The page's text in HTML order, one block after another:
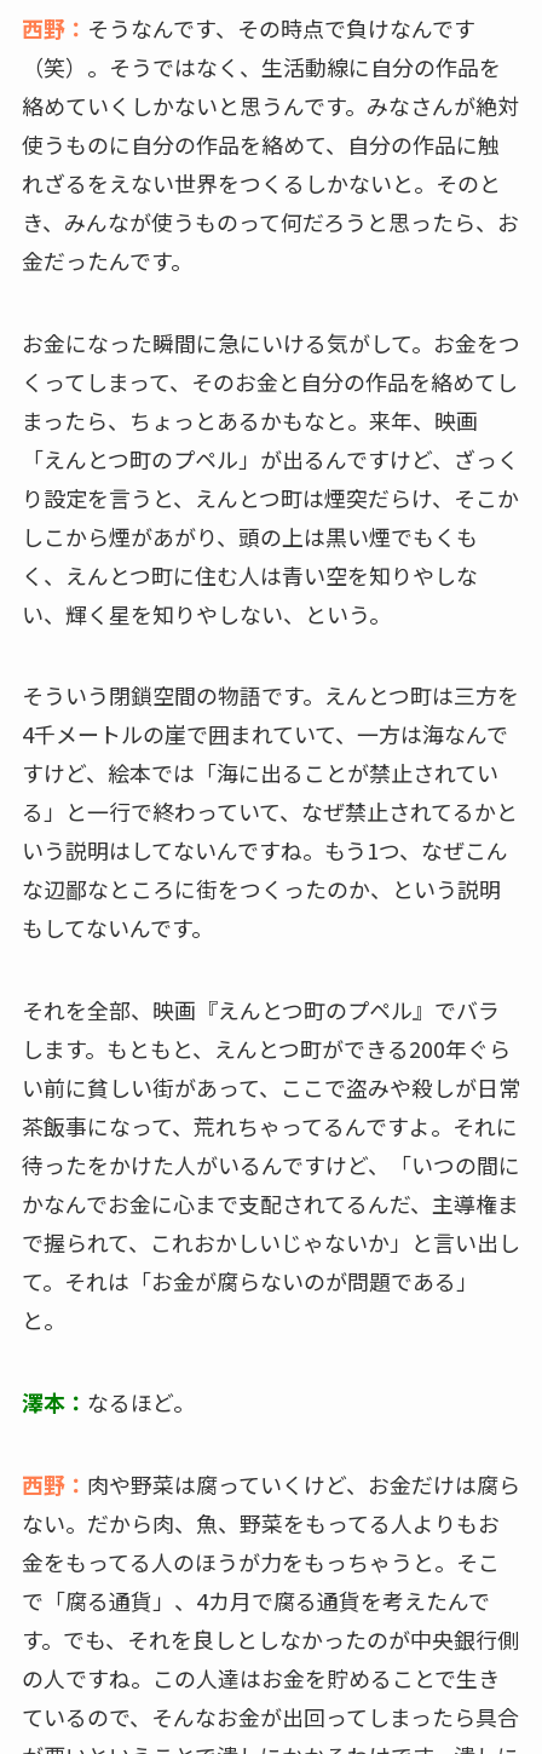
西野： そうなんです、その時点で負けなんです
（笑）。そうではなく、生活動線に自分の作品を
絡めていくしかないと思うんです。みなさんが絶対
使うものに自分の作品を絡めて、自分の作品に触
れざるをえない世界をつくるしかないと。そのと
き、みんなが使うものって何だろうと思ったら、お
金だったんです。
お金になった瞬間に急にいける気がして。お金をつ
くってしまって、そのお金と自分の作品を絡めてし
まったら、ちょっとあるかもなと。来年、映画
「えんとつ町のプペル」が出るんですけど、ざっく
り設定を言うと、えんとつ町は煙突だらけ、そこか
しこから煙があがり、頭の上は黒い煙でもくも
く、えんとつ町に住む人は青い空を知りやしな
い、輝く星を知りやしない、という。
そういう閉鎖空間の物語です。えんとつ町は三方を
4千メートルの崖で囲まれていて、一方は海なんで
すけど、絵本では「海に出ることが禁止されてい
る」と一行で終わっていて、なぜ禁止されてるかと
いう説明はしてないんですね。もう1つ、なぜこん
な辺鄙なところに街をつくったのか、という説明
もしてないんです。
それを全部、映画『えんとつ町のプペル』でバラ
します。もともと、えんとつ町ができる200年ぐら
い前に貧しい街があって、ここで盗みや殺しが日常
茶飯事になって、荒れちゃってるんですよ。それに
待ったをかけた人がいるんですけど、「いつの間に
かなんでお金に心まで支配されてるんだ、主導権ま
で握られて、これおかしいじゃないか」と言い出し
て。それは「お金が腐らないのが問題である」
と。
澤本： なるほど。
西野： 肉や野菜は腐っていくけど、お金だけは腐ら
ない。だから肉、魚、野菜をもってる人よりもお
金をもってる人のほうが力をもっちゃうと。そこ
で「腐る通貨」、4カ月で腐る通貨を考えたんで
す。でも、それを良しとしなかったのが中央銀行側
の人ですね。この人達はお金を貯めることで生き
ているので、そんなお金が出回ってしまったら具合